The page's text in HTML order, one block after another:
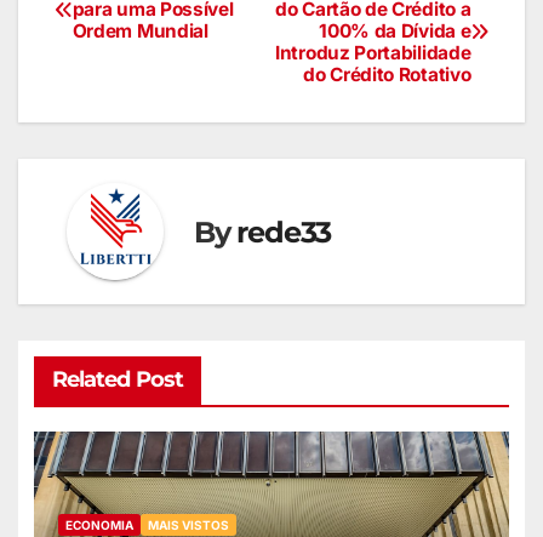
do Cartão de Crédito a
100% da Dívida e
Introduz Portabilidade
do Crédito Rotativo
para uma Possível
Ordem Mundial
Byrede33
Related Post
ECONOMIA MAIS VISTOS